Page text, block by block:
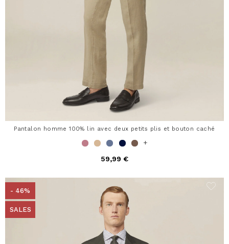
Pantalon homme 100% lin avec deux petits plis et bouton caché
+
59,99 €
- 46%
SALES